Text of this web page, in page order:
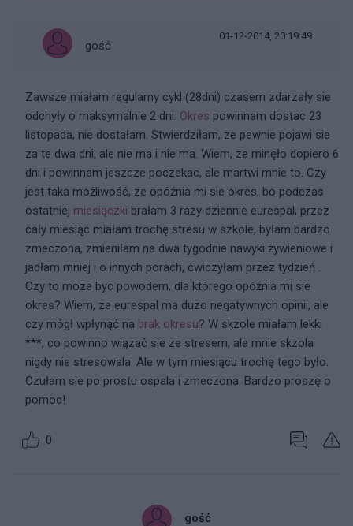
gość
01-12-2014, 20:19:49
Zawsze miałam regularny cykl (28dni) czasem zdarzały sie
odchyły o maksymalnie 2 dni. Okres powinnam dostac 23
listopada, nie dostałam. Stwierdziłam, ze pewnie pojawi sie
za te dwa dni, ale nie ma i nie ma. Wiem, ze minęło dopiero 6
dni i powinnam jeszcze poczekac, ale martwi mnie to. Czy
jest taka możliwość, ze opóźnia mi sie okres, bo podczas
ostatniej miesiączki brałam 3 razy dziennie eurespal, przez
cały miesiąc miałam trochę stresu w szkole, byłam bardzo
zmeczona, zmieniłam na dwa tygodnie nawyki żywieniowe i
jadłam mniej i o innych porach, ćwiczyłam przez tydzień .
Czy to moze byc powodem, dla którego opóźnia mi sie
okres? Wiem, ze eurespal ma duzo negatywnych opinii, ale
czy mógł wpłynąć na brak okresu? W skzole miałam lekki
***, co powinno wiązać sie ze stresem, ale mnie skzola
nigdy nie stresowala. Ale w tym miesiącu trochę tego było.
Czułam sie po prostu ospala i zmeczona. Bardzo proszę o
pomoc!
0
gość